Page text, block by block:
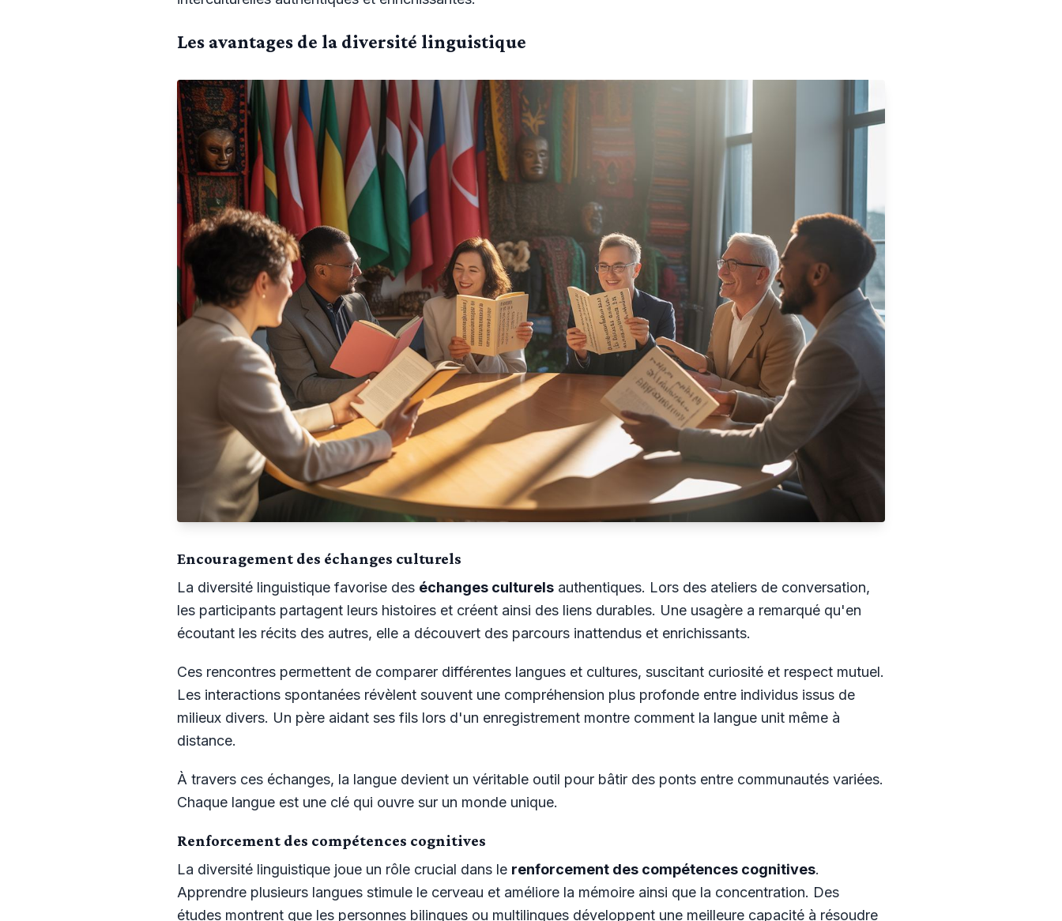
Les avantages de la diversité linguistique
Encouragement des échanges culturels
La diversité linguistique favorise des échanges culturels authentiques. Lors des ateliers de conversation,
les participants partagent leurs histoires et créent ainsi des liens durables. Une usagère a remarqué qu'en
écoutant les récits des autres, elle a découvert des parcours inattendus et enrichissants.
Ces rencontres permettent de comparer différentes langues et cultures, suscitant curiosité et respect mutuel.
Les interactions spontanées révèlent souvent une compréhension plus profonde entre individus issus de
milieux divers. Un père aidant ses fils lors d'un enregistrement montre comment la langue unit même à
distance.
À travers ces échanges, la langue devient un véritable outil pour bâtir des ponts entre communautés variées.
Chaque langue est une clé qui ouvre sur un monde unique.
Renforcement des compétences cognitives
La diversité linguistique joue un rôle crucial dans le renforcement des compétences cognitives.
Apprendre plusieurs langues stimule le cerveau et améliore la mémoire ainsi que la concentration. Des
études montrent que les personnes bilingues ou multilingues développent une meilleure capacité à résoudre